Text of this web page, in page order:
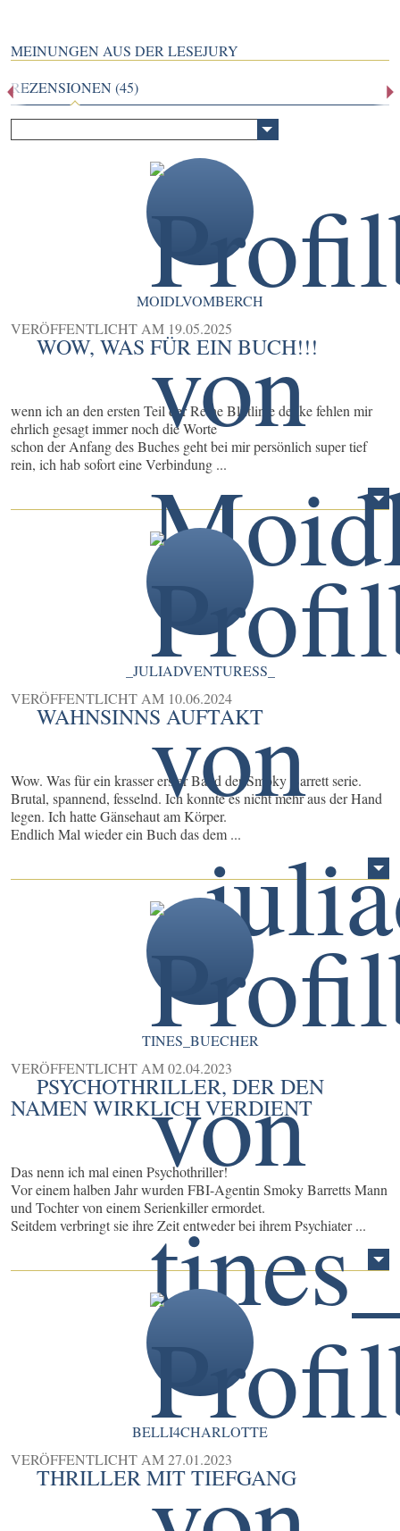
MEINUNGEN AUS DER LESEJURY
REZENSIONEN (45)
MOIDLVOMBERCH
VERÖFFENTLICHT AM 19.05.2025
WOW, WAS FÜR EIN BUCH!!!
wenn ich an den ersten Teil der Reihe Blutlinie denke fehlen mir
ehrlich gesagt immer noch die Worte
schon der Anfang des Buches geht bei mir persönlich super tief
rein, ich hab sofort eine Verbindung ...
_JULIADVENTURESS_
VERÖFFENTLICHT AM 10.06.2024
WAHNSINNS AUFTAKT
Wow. Was für ein krasser erster Band der Smoky Barrett serie.
Brutal, spannend, fesselnd. Ich konnte es nicht mehr aus der Hand
legen. Ich hatte Gänsehaut am Körper.
Endlich Mal wieder ein Buch das dem ...
TINES_BUECHER
VERÖFFENTLICHT AM02.04.2023
PSYCHOTHRILLER, DER DEN
NAMEN WIRKLICH VERDIENT
Das nenn ich mal einen Psychothriller!
Vor einem halben Jahr wurden FBI-Agentin Smoky Barretts Mann
und Tochter von einem Serienkiller ermordet.
Seitdem verbringt sie ihre Zeit entweder bei ihrem Psychiater ...
BELLI4CHARLOTTE
VERÖFFENTLICHT AM27.01.2023
THRILLER MIT TIEFGANG